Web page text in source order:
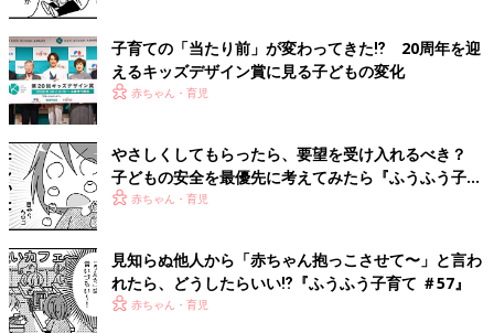
子育ての「当たり前」が変わってきた⁉ 20周年を迎
えるキッズデザイン賞に見る子どもの変化
赤ちゃん・育児
やさしくしてもらったら、要望を受け入れるべき？
子どもの安全を最優先に考えてみたら『ふうふう子育
て ＃59』
赤ちゃん・育児
見知らぬ他人から「赤ちゃん抱っこさせて〜」と言わ
れたら、どうしたらいい⁉︎『ふうふう子育て ＃57』
赤ちゃん・育児